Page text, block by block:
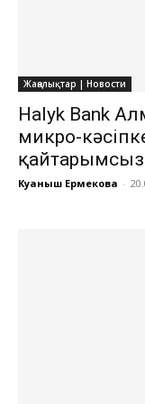
Жаңалықтар | Новости
Halyk Bank
микро-
қайтарымсыз
Куаныш Ермекова -